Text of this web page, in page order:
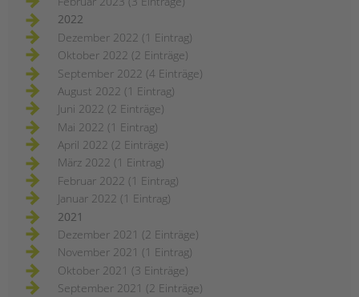
2022
Dezember 2022 (1 Eintrag)
Oktober 2022 (2 Einträge)
September 2022 (4 Einträge)
August 2022 (1 Eintrag)
Juni 2022 (2 Einträge)
Mai 2022 (1 Eintrag)
April 2022 (2 Einträge)
März 2022 (1 Eintrag)
Februar 2022 (1 Eintrag)
Januar 2022 (1 Eintrag)
2021
Dezember 2021 (2 Einträge)
November 2021 (1 Eintrag)
Oktober 2021 (3 Einträge)
September 2021 (2 Einträge)